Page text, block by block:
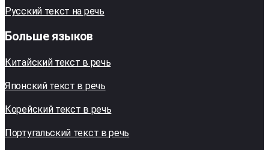
Русский текст на речь
Больше языков
Китайский текст в речь
Японский текст в речь
Корейский текст в речь
Португальский текст в речь